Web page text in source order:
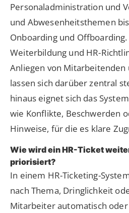
Personaladministration und
und Abwesenheitsthemen
Onboarding und
Weiterbildung und HR-
Anliegen von
lassen sich darüber zentral
hinaus eignet sich das
wie Konflikte, Beschwerden
Hinweise, für die es klare
Wie wird ein HR-Ticket
priorisiert?
In einem HR-Ticketing-
nach Thema, Dringlichkeit
Mitarbeiter automatisch